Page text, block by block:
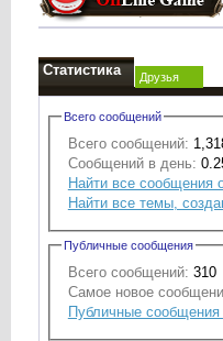
Статистика Друзья
Всего сообщений
Всего сообщений:
Сообщений в день:
Найти все сообщения
Найти все темы,
Публичные сообщения
Всего сообщений: 310
Самое новое
Публичные